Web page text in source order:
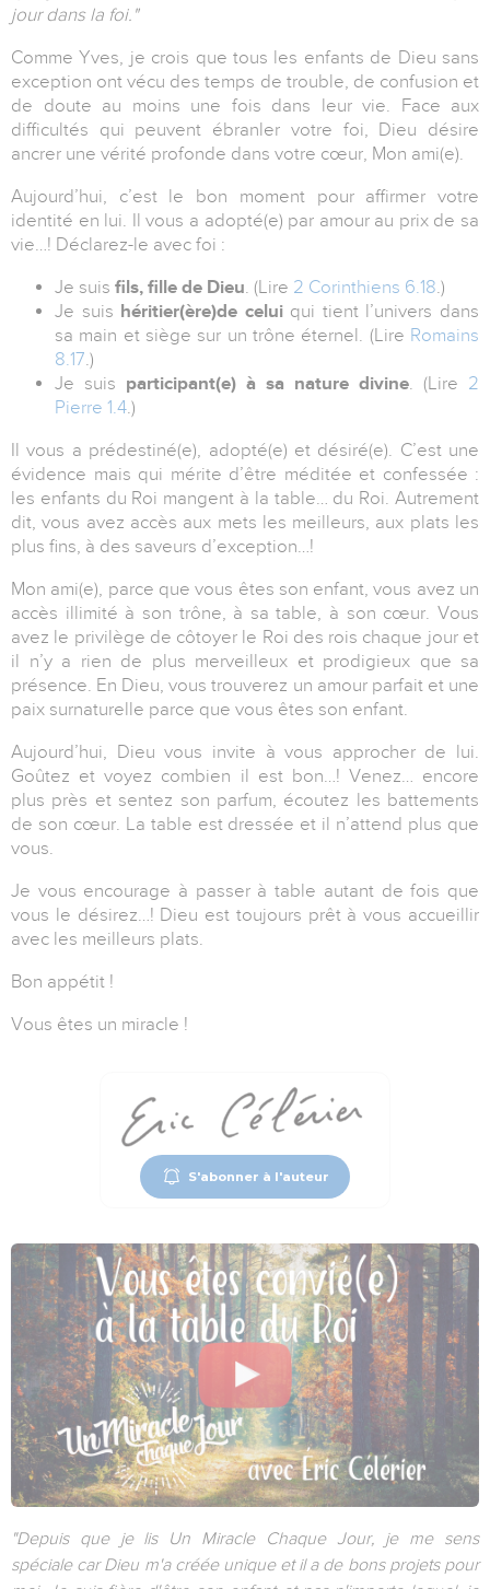
jour dans la foi."
Comme Yves, je crois que tous les enfants de Dieu sans
exception ont vécu des temps de trouble, de confusion et
de doute au moins une fois dans leur vie. Face aux
difficultés qui peuvent ébranler votre foi, Dieu désire
ancrer une vérité profonde dans votre cœur, Mon ami(e).
Aujourd’hui, c’est le bon moment pour affirmer votre
identité en lui. Il vous a adopté(e) par amour au prix de sa
vie…! Déclarez-le avec foi :
Je suis fils, fille de Dieu. (Lire 2 Corinthiens 6.18.)
Je suis héritier(ère)de celuiqui tient l’univers dans
sa main et siège sur un trône éternel. (Lire Romains
8.17.)
Je suis participant(e) à sa nature divine. (Lire 2
Pierre 1.4.)
Il vous a prédestiné(e), adopté(e) et désiré(e). C’est une
évidence mais qui mérite d’être méditée et confessée :
les enfants du Roi mangent à la table… du Roi. Autrement
dit, vous avez accès aux mets les meilleurs, aux plats les
plus fins, à des saveurs d’exception…!
Mon ami(e), parce que vous êtes son enfant, vous avez un
accès illimité à son trône, à sa table, à son cœur. Vous
avez le privilège de côtoyer le Roi des rois chaque jour et
il n’y a rien de plus merveilleux et prodigieux que sa
présence. En Dieu, vous trouverez un amour parfait et une
paix surnaturelle parce que vous êtes son enfant.
Aujourd’hui, Dieu vous invite à vous approcher de lui.
Goûtez et voyez combien il est bon…! Venez… encore
plus près et sentez son parfum, écoutez les battements
de son cœur. La table est dressée et il n’attend plus que
vous.
Je vous encourage à passer à table autant de fois que
vous le désirez…! Dieu est toujours prêt à vous accueillir
avec les meilleurs plats.
Bon appétit !
Vous êtes un miracle !
S'abonner à l'auteur
"Depuis que je lis Un Miracle Chaque Jour, je me sens
spéciale car Dieu m'a créée unique et il a de bons projets pour